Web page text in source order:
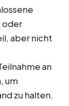
oder
aber nicht
an
um
zu halten.